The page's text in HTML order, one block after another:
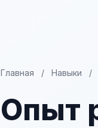
Главная / Навыки /
Опыт